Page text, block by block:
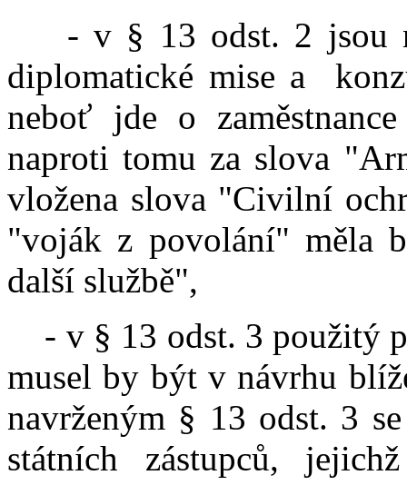
- v § 13 odst. 2 jsou
diplomatické mise a
neboť jde o
naproti tomu za slova
vložena slova "Civilní
"voják z povolání" měla
další službě",
- v § 13 odst. 3 použitý
musel by být v návrhu
navrženým § 13 odst. 3
státních zástupců,